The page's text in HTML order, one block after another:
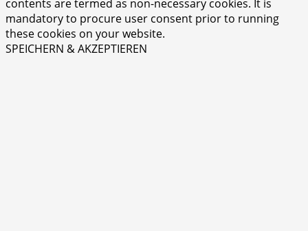
contents are termed as non-necessary cookies. It is
mandatory to procure user consent prior to running
these cookies on your website.
SPEICHERN & AKZEPTIEREN